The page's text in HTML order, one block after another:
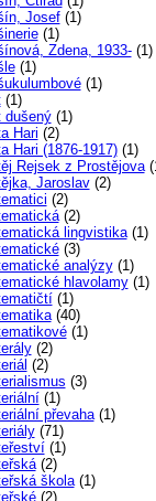
Josef(1)
(1)
Zdena, 1933-(1)
(1)
(1)
(1)
dušený(1)
Hari (2)
Hari (1876-1917)(1)
Rejsek z Prostějova
Jaroslav(2)
(2)
(2)
lingvistika(1)
(3)
analýzy(1)
hlavolamy(1)
(1)
(40)
(1)
(2)
(2)
(3)
(1)
převaha(1)
(71)
(1)
(2)
škola(1)
(2)